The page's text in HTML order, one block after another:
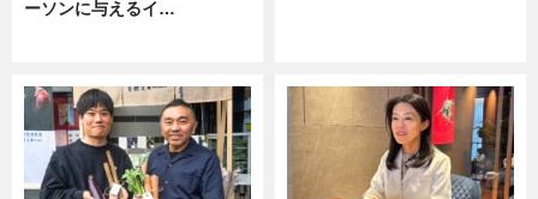
ーソンに与えるイ…